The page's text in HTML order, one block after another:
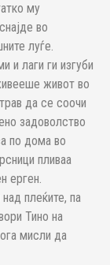
му
во
луѓе.
и лаги ги изгуби
живот во
да се соочи
задоволство
по дома во
пливаа
ерген.
плеќите, па
Тино на
мисли да